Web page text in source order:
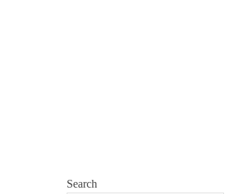
Search